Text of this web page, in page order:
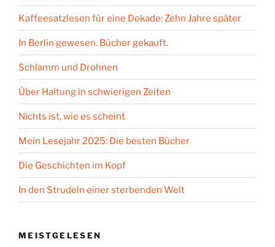
Kaffeesatzlesen für eine Dekade: Zehn Jahre später
In Berlin gewesen. Bücher gekauft.
Schlamm und Drohnen
Über Haltung in schwierigen Zeiten
Nichts ist, wie es scheint
Mein Lesejahr 2025: Die besten Bücher
Die Geschichten im Kopf
In den Strudeln einer sterbenden Welt
MEISTGELESEN